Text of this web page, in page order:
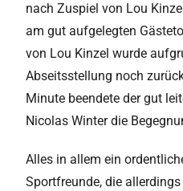
nach Zuspiel von Lou
am gut aufgelegten
von Lou Kinzel wurde
Abseitsstellung noch
Minute beendete der gut
Nicolas Winter die
Alles in allem ein
Sportfreunde, die